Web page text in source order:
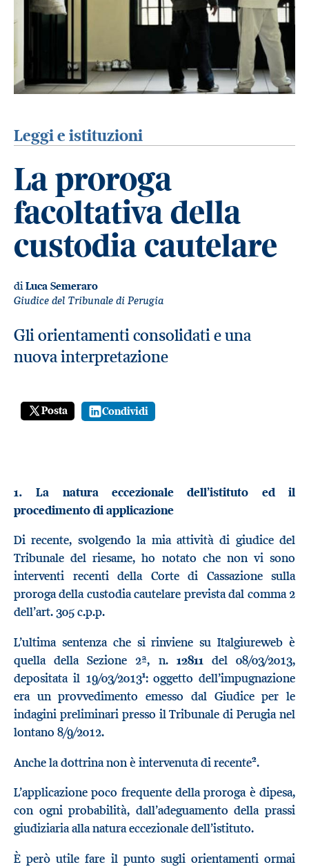
Leggi e istituzioni
La proroga
facoltativa della
custodia cautelare
diLuca Semeraro
Giudice del Tribunale di Perugia
Gli orientamenti consolidati e una
nuova interpretazione
Posta Condividi
1. La natura eccezionale dell’istituto ed il
procedimento di applicazione
Di recente, svolgendo la mia attività di giudice del
Tribunale del riesame, ho notato che non vi sono
interventi recenti della Corte di Cassazione sulla
proroga della custodia cautelare prevista dal comma 2
dell’art. 305 c.p.p.
L’ultima sentenza che si rinviene su Italgiureweb è
quella della Sezione 2ª, n. 12811del 08/03/2013,
depositata il 19/03/20131: oggetto dell’impugnazione
era un provvedimento emesso dal Giudice per le
indagini preliminari presso il Tribunale di Perugia nel
lontano 8/9/2012.
Anche la dottrina non è intervenuta di recente2.
L’applicazione poco frequente della proroga è dipesa,
con ogni probabilità, dall’adeguamento della prassi
giudiziaria alla natura eccezionale dell’istituto.
È però utile fare il punto sugli orientamenti ormai